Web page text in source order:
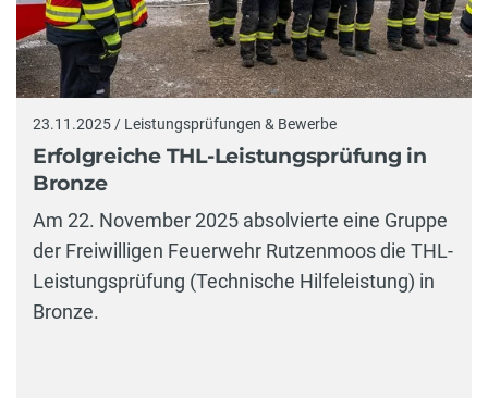
23.11.2025 / Leistungsprüfungen & Bewerbe
Erfolgreiche THL-Leistungsprüfung in
Bronze
Am 22. November 2025 absolvierte eine Gruppe
der Freiwilligen Feuerwehr Rutzenmoos die THL-
Leistungsprüfung (Technische Hilfeleistung) in
Bronze.